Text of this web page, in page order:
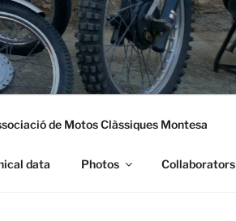
de Motos Clàssiques Montesa
data Photos Collaborators